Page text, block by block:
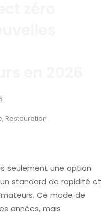
, Restauration
seulement une option
standard de rapidité et
Ce mode de
années, mais